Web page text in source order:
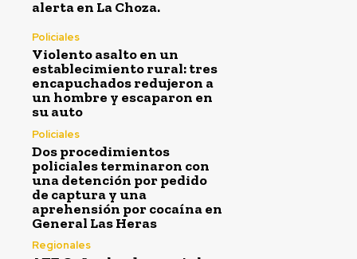
alerta en La Choza.
Policiales
Violento asalto en un
establecimiento rural: tres
encapuchados redujeron a
un hombre y escaparon en
su auto
Policiales
Dos procedimientos
policiales terminaron con
una detención por pedido
de captura y una
aprehensión por cocaína en
General Las Heras
Regionales